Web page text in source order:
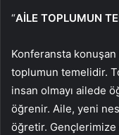
“AİLE TOPLUMUN
Konferansta
toplumun temelidir.
insan olmayı ailede
öğrenir. Aile, yeni
öğretir. Gençlerimize